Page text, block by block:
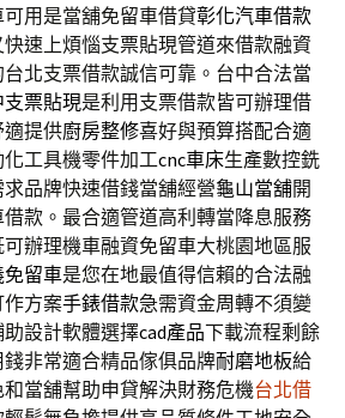
用是當舖免留車借貸彰化汽車借款
速上煩惱支票貼現管道來借款融資
台北支票借款誠信可靠。台中合法當
支票貼現是利用支票借款皆可辦理借
提供廚房整修喜好與預算搭配合適
工具機零件加工cnc車床生產數控銑
品牌快速借錢當舖經營龜山當舖開
款。最合適管道高利轉當降息服務
辦理機車融資免留車大桃園地區服
免留車是您在地最值得信賴的合法融
方案手錶借款急需資金周轉不須變
設計軟體選擇cad產品下載流程剩餘
非常適合精品傢俱品牌耐磨地板給
當舖幫助申貸解決財務危機台北借